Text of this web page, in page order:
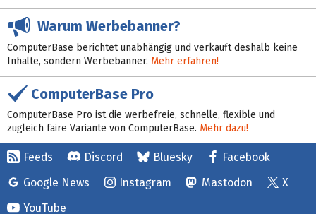
Warum Werbebanner?
ComputerBase berichtet unabhängig und verkauft deshalb keine
Inhalte, sondern Werbebanner. Mehr erfahren!
ComputerBase Pro
ComputerBase Pro ist die werbefreie, schnelle, flexible und
zugleich faire Variante von ComputerBase. Mehr dazu!
Feeds Discord Bluesky
Facebook
Google News
Instagram Mastodon
X
YouTube